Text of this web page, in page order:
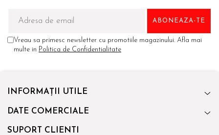
Vreau sa primesc newsletter cu promotiile magazinului. Afla mai
multe in Politica de Confidentialitate
INFORMAȚII UTILE
DATE COMERCIALE
SUPORT CLIENTI